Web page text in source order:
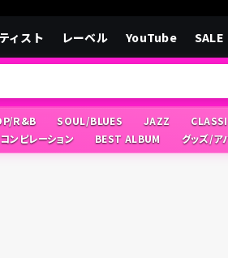
ィスト レーベル YouTube SALE
R&B SOUL/BLUES JAZZ
コンピレーション BEST ALBUM グッズ/ア